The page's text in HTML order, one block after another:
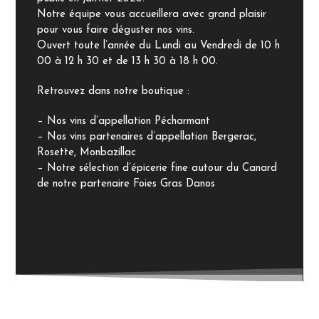
Notre équipe vous accueillera avec grand plaisir
pour vous faire déguster nos vins.
Ouvert toute l’année du Lundi au Vendredi de 10 h
00 à 12 h 30 et de 13 h 30 à 18 h 00.
Retrouvez dans notre boutique :
– Nos vins d’appellation Pécharmant
– Nos vins partenaires d’appellation Bergerac,
Rosette, Monbazillac
– Notre sélection d’épicerie fine autour du Canard
de notre partenaire Foies Gras Danos